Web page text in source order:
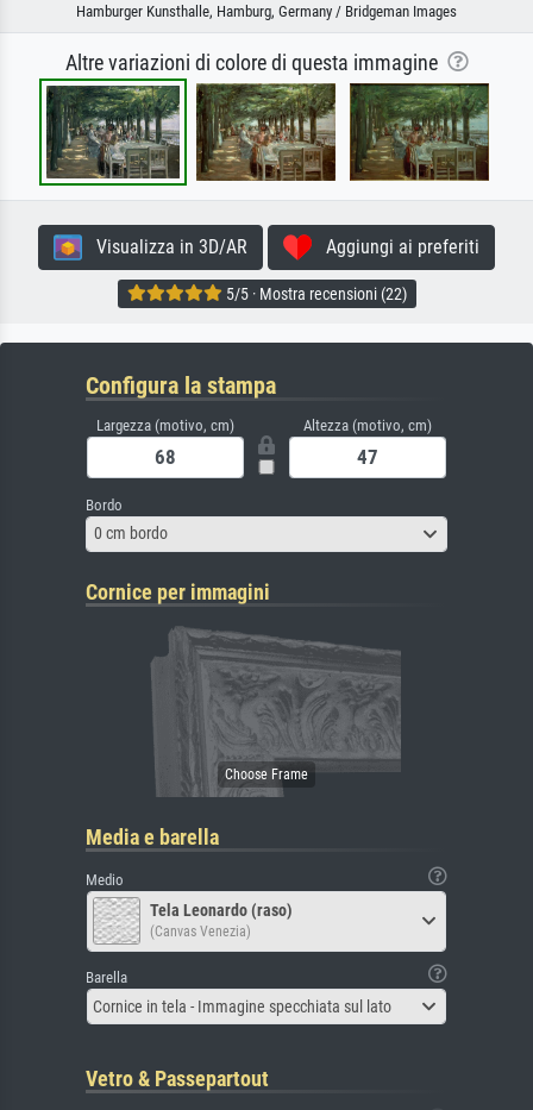
Hamburger Kunsthalle, Hamburg, Germany / Bridgeman Images
Altre variazioni di colore di questa immagine
Visualizza in 3D/AR Aggiungi ai preferiti
5/5 · Mostra recensioni (22)
Configura la stampa
Largezza (motivo, cm) Altezza (motivo, cm)
Bordo
0 cm bordo
Cornice per immagini
Media e barella
Medio
Tela Leonardo (raso)
(Canvas Venezia)
Barella
Cornice in tela - Immagine specchiata sul lato
Vetro & Passepartout